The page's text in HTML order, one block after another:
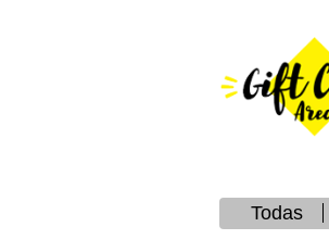
Todas